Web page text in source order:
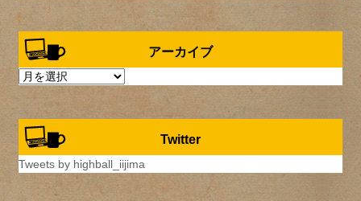
アーカイブ
ア
イ
ブ
Twitter
Tweets by highball_iijima